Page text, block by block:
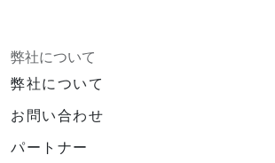
弊社について
弊社について
お問い合わせ
パートナー